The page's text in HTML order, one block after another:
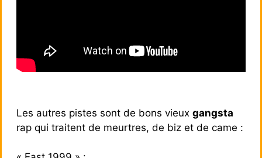
Les autres pistes sont de bons vieux gangsta
rap qui traitent de meurtres, de biz et de came :